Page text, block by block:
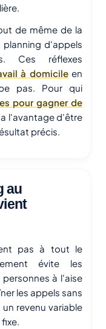
de même de la
planning d'appels
Ces réflexes
à domicileen
pas. Pour qui
pour gagner de
l'avantage d'être
précis.
au
pas à tout le
évite les
à l'aise
les appels sans
revenu variable